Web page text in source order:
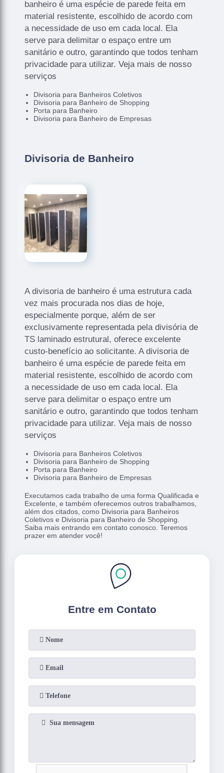
banheiro é uma espécie de parede feita em
material resistente, escolhido de acordo com
a necessidade de uso em cada local. Ela
serve para delimitar o espaço entre um
sanitário e outro, garantindo que todos tenham
privacidade para utilizar. Veja mais de nosso
serviços
Divisoria para Banheiros Coletivos
Divisoria para Banheiro de Shopping
Porta para Banheiro
Divisoria para Banheiro de Empresas
Divisoria de Banheiro
A divisoria de banheiro é uma estrutura cada
vez mais procurada nos dias de hoje,
especialmente porque, além de ser
exclusivamente representada pela divisória de
TS laminado estrutural, oferece excelente
custo-benefício ao solicitante. A divisoria de
banheiro é uma espécie de parede feita em
material resistente, escolhido de acordo com
a necessidade de uso em cada local. Ela
serve para delimitar o espaço entre um
sanitário e outro, garantindo que todos tenham
privacidade para utilizar. Veja mais de nosso
serviços
Divisoria para Banheiros Coletivos
Divisoria para Banheiro de Shopping
Porta para Banheiro
Divisoria para Banheiro de Empresas
Executamos cada trabalho de uma forma Qualificada e
Excelente, e também oferecemos outros trabalhamos,
além dos citados, como Divisoria para Banheiros
Coletivos e Divisoria para Banheiro de Shopping.
Saiba mais entrando em contato conosco. Teremos
prazer em atender você!
Entre em Contato